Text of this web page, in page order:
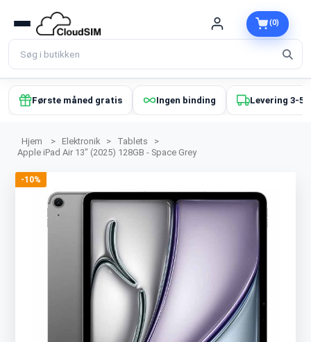
(0)
Første måned gratis Ingen binding Levering 3-5
Hjem > Elektronik > Tablets
>
Apple iPad Air 13" (2025) 128GB - Space Grey
-10%